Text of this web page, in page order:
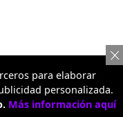
para elaborar
personalizada.
Más información aquí